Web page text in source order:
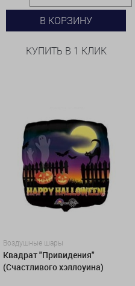
В КОРЗИНУ
КУПИТЬ В 1 КЛИК
Воздушные шары
Квадрат "Привидения"
(Счастливого хэллоуина)